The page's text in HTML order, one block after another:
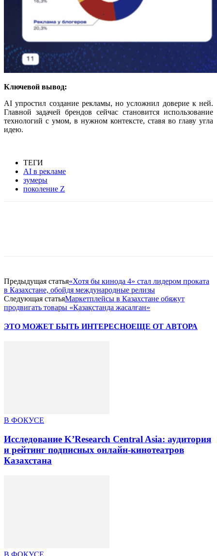
Ключевой вывод:
AI упростил создание рекламы, но усложнил доверие к ней.
Главной задачей брендов сейчас становится использование
технологий с умом, в нужном контексте, ставя во главу угла
идею.
ТЕГИ
AI в рекламе
зумеры
поколение Z
Предыдущая статья«Хотя бы кинода 4» стал лидером проката
в Казахстане, обойдя международные релизы
Следующая статьяМаркетплейсы в Казахстане обяжут
продвигать товары «Қазақстанда жасалған»
ЭТО МОЖЕТ БЫТЬ ИНТЕРЕСНОЕЩЕ ОТ АВТОРА
В ФОКУСЕ
Исследование K’Research Central Asia: аудитория
и рейтинг подписных онлайн-кинотеатров
Казахстана
В ФОКУСЕ